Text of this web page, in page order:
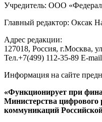
Учредитель: ООО
Главный редактор: Оксак
Адрес редакции:
127018, Россия, г.Москва,
Тел.+7(499) 112-35-89 E-
Информация на сайте
«Функционирует при
Министерства цифрового
коммуникаций